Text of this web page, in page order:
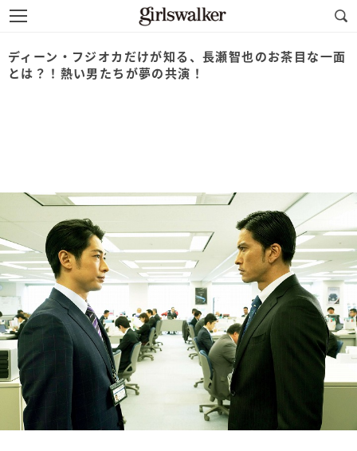
ディーン・フジオカだけが知る、長瀬智也のお茶目な一面
とは？！熱い男たちが夢の共演！